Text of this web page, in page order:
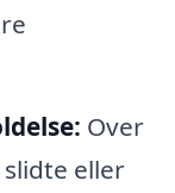
Over
eller